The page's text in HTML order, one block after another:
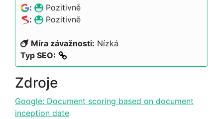
:
Pozitivně
:
Pozitivně
Míra závažnosti: Nízká
Typ SEO:
Zdroje
Google: Document scoring based on document
inception date